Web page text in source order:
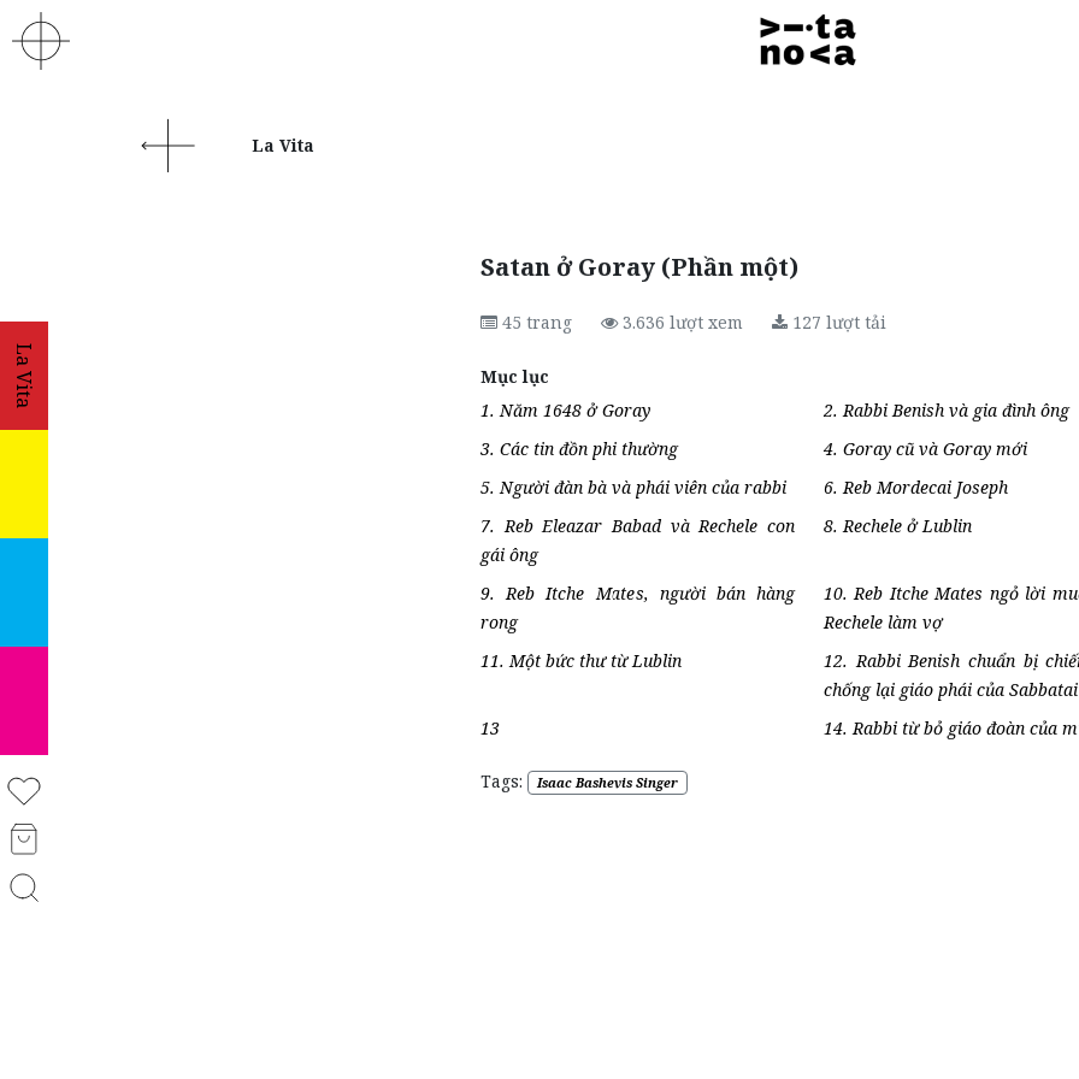
La Vita
La Vita
Satan ở Goray (Phần một)
45 trang 3.636 lượt xem 127 lượt tải
Mục lục
1. Năm 1648 ở Goray
2. Rabbi Benish và gia đình ông
3. Các tin đồn phi thường
4. Goray cũ và Goray mới
5. Người đàn bà và phái viên của rabbi
6. Reb Mordecai Joseph
7. Reb Eleazar Babad và Rechele con
gái ông
8. Rechele ở Lublin
9. Reb Itche Mates, người bán hàng
rong
10. Reb Itche Mates ngỏ lời
Rechele làm vợ
11. Một bức thư từ Lublin
12. Rabbi Benish chuẩn bị
chống lại giáo phái của
13
14. Rabbi từ bỏ giáo đoàn của
Tags: Isaac Bashevis Singer